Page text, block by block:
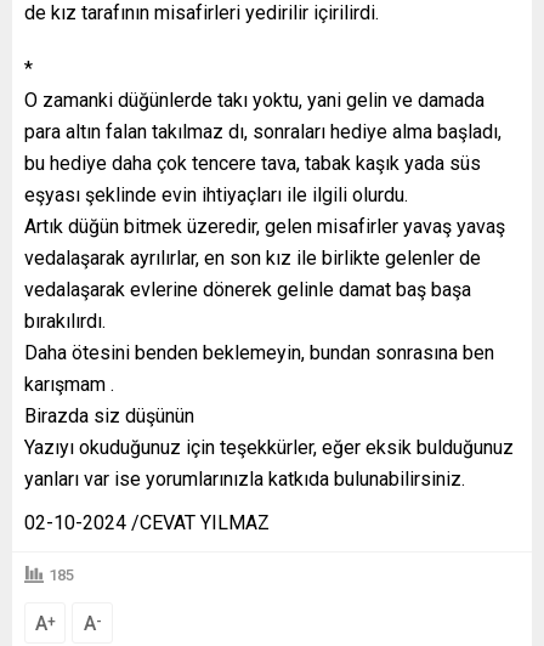
de kız tarafının misafirleri yedirilir içirilirdi.
*
O zamanki düğünlerde takı yoktu, yani gelin ve damada
para altın falan takılmaz dı, sonraları hediye alma başladı,
bu hediye daha çok tencere tava, tabak kaşık yada süs
eşyası şeklinde evin ihtiyaçları ile ilgili olurdu.
Artık düğün bitmek üzeredir, gelen misafirler yavaş yavaş
vedalaşarak ayrılırlar, en son kız ile birlikte gelenler de
vedalaşarak evlerine dönerek gelinle damat baş başa
bırakılırdı.
Daha ötesini benden beklemeyin, bundan sonrasına ben
karışmam .
Birazda siz düşünün
Yazıyı okuduğunuz için teşekkürler, eğer eksik bulduğunuz
yanları var ise yorumlarınızla katkıda bulunabilirsiniz.
02-10-2024 /CEVAT YILMAZ
185
A+ A-